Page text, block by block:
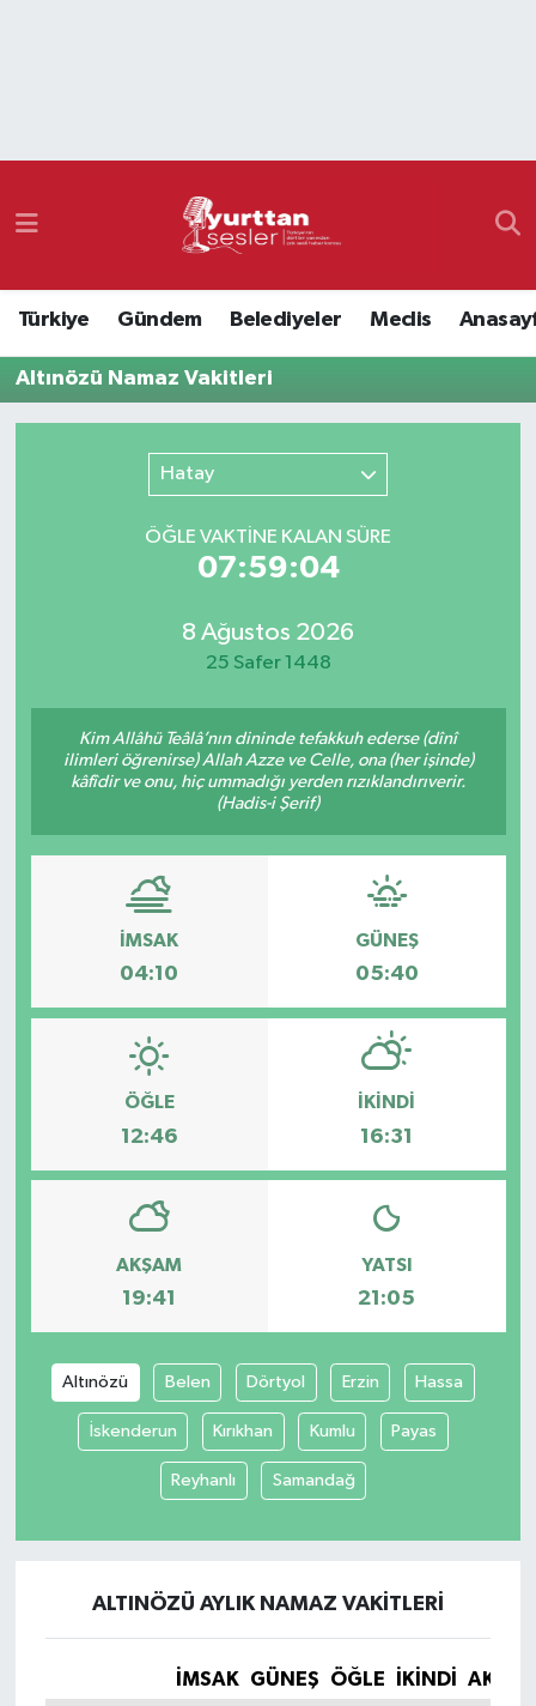
Türkiye Gündem Belediyeler Meclis
Altınözü Namaz Vakitleri
Hatay
ÖĞLE VAKTİNE KALAN SÜRE
07:59:04
8 Ağustos 2026
25 Safer 1448
Kim Allâhü Teâlâ’nın dininde tefakkuh ederse (dînî
ilimleri öğrenirse) Allah Azze ve Celle, ona (her işinde)
kâfîdir ve onu, hiç ummadığı yerden rızıklandırıverir.
(Hadis-i Şerif)
İMSAK
04:10
GÜNEŞ
05:40
ÖĞLE
12:46
İKINDI
16:31
AKŞAM
19:41
YATSI
21:05
Altınözü Belen Dörtyol Erzin Hassa
İskenderun Kırıkhan Kumlu Payas
Reyhanlı Samandağ
ALTINÖZÜ AYLIK NAMAZ VAKITLERI
İMSAK GÜNEŞ ÖĞLE İKINDI
Namaz Vakitleri
Süper Lig Puan Durumu ve Fikstür
Son Dakika Haberleri